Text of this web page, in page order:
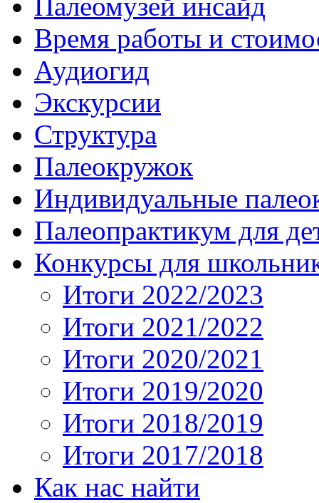
Время работы и
Аудиогид
Экскурсии
Структура
Палеокружок
Индивидуальные
Палеопрактикум для
Конкурсы для
Итоги 2022/2023
Итоги 2021/2022
Итоги 2020/2021
Итоги 2019/2020
Итоги 2018/2019
Итоги 2017/2018
Как нас найти